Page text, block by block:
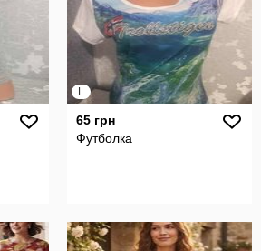
L
65 грн
Футболка